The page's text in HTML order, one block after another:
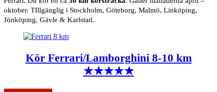
oktober. TIllgänglig i Stockholm, Göteborg, Malmö, Linköping,
Jönköping, Gävle & Karlstad.
Kör Ferrari/Lamborghini 8-10 km
★★★★★